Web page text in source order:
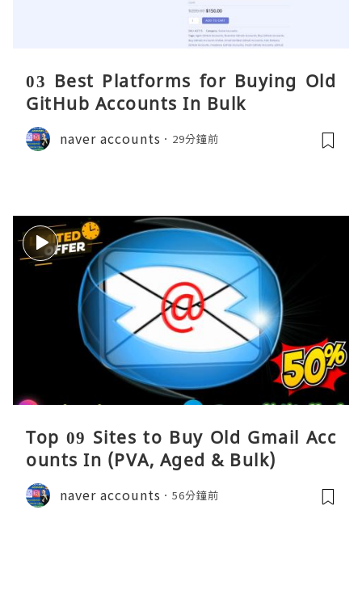
03 Best Platforms for Buying Old
GitHub Accounts In Bulk
naver accounts 29分鐘前
Top 09 Sites to Buy Old Gmail Acc
ounts In (PVA, Aged & Bulk)
naver accounts 56分鐘前